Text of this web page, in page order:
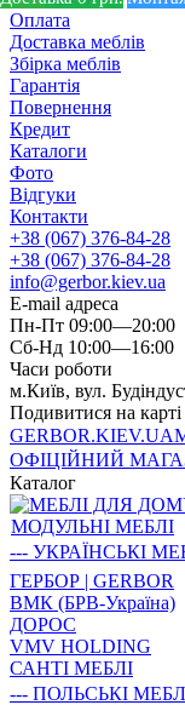
Оплата
Доставка меблів
Збірка меблів
Гарантія
Повернення
Кредит
Каталоги
Фото
Відгуки
Контакти
+38 (067) 376-84-28
+38 (067) 376-84-28
info@gerbor.kiev.ua
E-mail адреса
Пн-Пт 09:00—20:00
Сб-Нд 10:00—16:00
Часи роботи
м.Київ, вул.
Подивитися на карті
GERBOR.KIEV.UA
ОФІЦІЙНИЙ
Каталог
МОДУЛЬНІ МЕБЛІ
--- УКРАЇНСЬКІ
ГЕРБОР | GERBOR
ВМК (БРВ-Україна)
ДОРОС
VMV HOLDING
САНТІ МЕБЛІ
--- ПОЛЬСЬКІ